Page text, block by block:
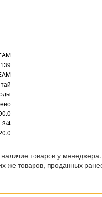
3/4
товаров у менеджера.
же товаров, проданных